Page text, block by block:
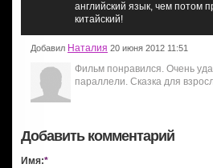
английский язык, чем
китайский!
Добавил Наталия 20 июня 2012 11:51
Фильм понравился. Очень
параллели. Сказка для
Добавить комментарий
Имя:*